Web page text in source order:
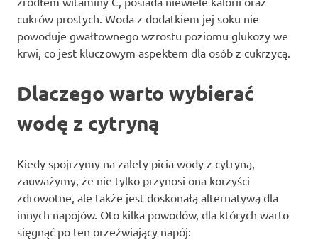
cukrów prostych. Woda z dodatkiem jej soku nie
powoduje gwałtownego wzrostu poziomu glukozy we
krwi, co jest kluczowym aspektem dla osób z cukrzycą.
Dlaczego warto wybierać
wodę z cytryną
Kiedy spojrzymy na zalety picia wody z cytryną,
zauważymy, że nie tylko przynosi ona korzyści
zdrowotne, ale także jest doskonałą alternatywą dla
innych napojów. Oto kilka powodów, dla których warto
sięgnąć po ten orzeźwiający napój: